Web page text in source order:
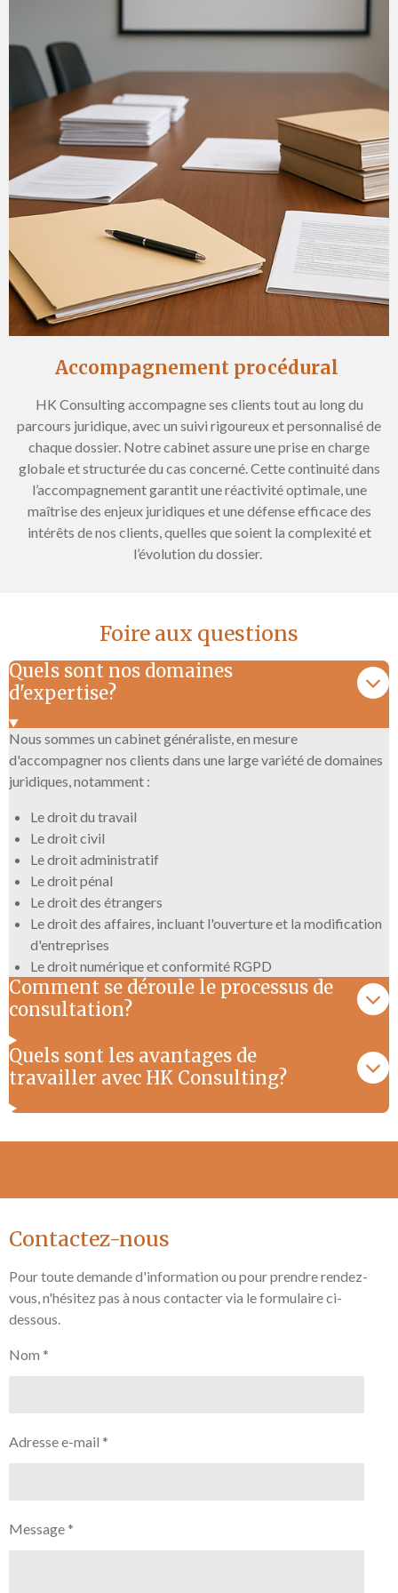
Accompagnement procédural
HK Consulting accompagne ses clients tout au long du
parcours juridique, avec un suivi rigoureux et personnalisé de
chaque dossier. Notre cabinet assure une prise en charge
globale et structurée du cas concerné. Cette continuité dans
l’accompagnement garantit une réactivité optimale, une
maîtrise des enjeux juridiques et une défense efficace des
intérêts de nos clients, quelles que soient la complexité et
l’évolution du dossier.
Foire aux questions
Quels sont nos domaines
d'expertise?
Nous sommes un cabinet généraliste, en mesure
d'accompagner nos clients dans une large variété de domaines
juridiques, notamment :
Le droit du travail
Le droit civil
Le droit administratif
Le droit pénal
Le droit des étrangers
Le droit des affaires, incluant l'ouverture et la modification
d'entreprises
Le droit numérique et conformité RGPD
Comment se déroule le processus de
consultation?
Quels sont les avantages de
travailler avec HK Consulting?
Contactez-nous
Pour toute demande d'information ou pour prendre rendez-
vous, n'hésitez pas à nous contacter via le formulaire ci-
dessous.
Nom *
Adresse e-mail *
Message *